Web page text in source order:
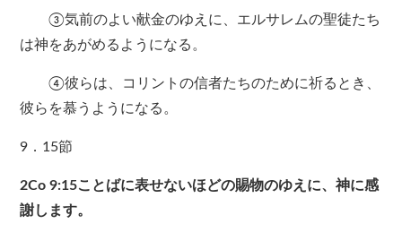
③気前のよい献金のゆえに、エルサレムの聖徒たち
は神をあがめるようになる。
④彼らは、コリントの信者たちのために祈るとき、
彼らを慕うようになる。
9．15節
2Co 9:15ことばに表せないほどの賜物のゆえに、神に感
謝します。